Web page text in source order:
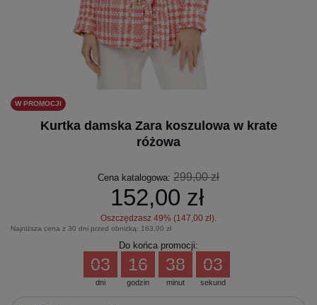
W PROMOCJI
Kurtka damska Zara koszulowa w krate
różowa
Cena katalogowa: 299,00 zł
152,00 zł
Oszczędzasz 49% (147,00 zł).
Najniższa cena z 30 dni przed obniżką: 163,00 zł
Do końca promocji:
dni
03
godzin
16
minut
38
sekund
02